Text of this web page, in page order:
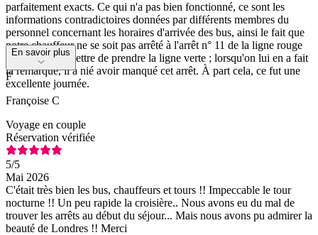
parfaitement exacts. Ce qui n'a pas bien fonctionné, ce sont les
informations contradictoires données par différents membres du
personnel concernant les horaires d'arrivée des bus, ainsi le fait que
notre chauffeur ne se soit pas arrêté à l'arrêt n° 11 de la ligne rouge
pour nous permettre de prendre la ligne verte ; lorsqu'on lui en a fait
la remarque, il a nié avoir manqué cet arrêt. À part cela, ce fut une
excellente journée.
En savoir plus
F
Françoise C
Voyage en couple
Réservation vérifiée
5/5
Mai 2026
C'était très bien les bus, chauffeurs et tours !! Impeccable le tour
nocturne !! Un peu rapide la croisière.. Nous avons eu du mal de
trouver les arrêts au début du séjour... Mais nous avons pu admirer la
beauté de Londres !! Merci